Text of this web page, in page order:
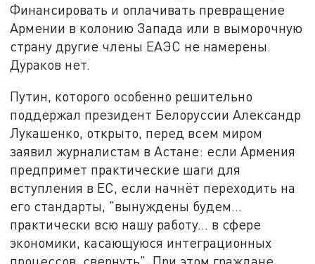
Финансировать и оплачивать превращение
Армении в колонию Запада или в выморочную
страну другие члены ЕАЭС не намерены.
Дураков нет.
Путин, которого особенно решительно
поддержал президент Белоруссии Александр
Лукашенко, открыто, перед всем миром
заявил журналистам в Астане: если Армения
предпримет практические шаги для
вступления в ЕС, если начнёт переходить на
его стандарты, "вынуждены будем…
практически всю нашу работу… в сфере
экономики, касающуюся интеграционных